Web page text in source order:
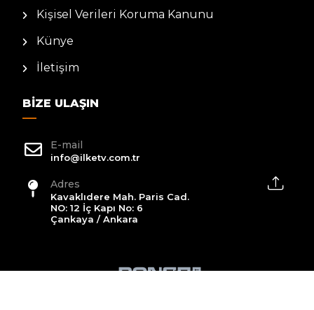
Kişisel Verileri Koruma Kanunu
Künye
İletişim
BIZE ULAŞIN
E-mail
info@ilketv.com.tr
Adres
Kavaklıdere Mah. Paris Cad.
NO: 12 İç Kapı No: 6
Çankaya / Ankara